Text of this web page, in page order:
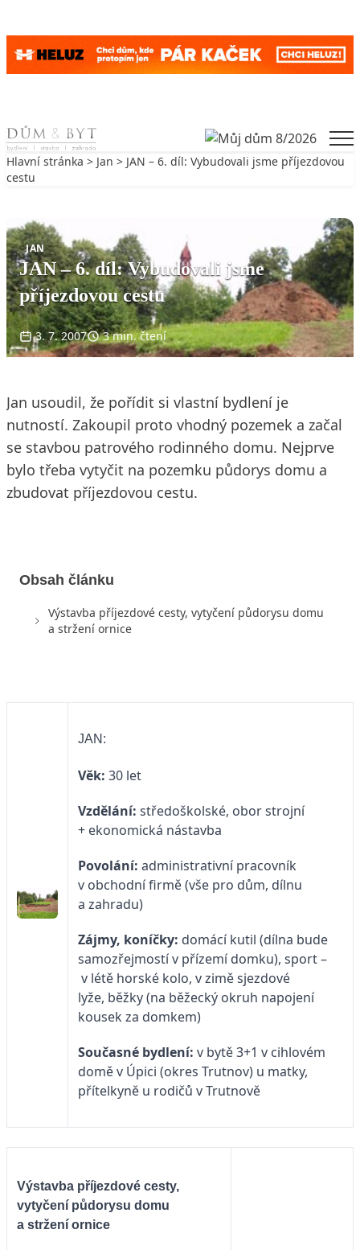
Skip to content
Hlavní stránka > Jan > JAN – 6. díl: Vybudovali jsme příjezdovou
cestu
JAN
JAN – 6. díl: Vybudovali jsme
příjezdovou cestu
3. 7. 2007 3 min. čtení
Jan usoudil, že pořídit si vlastní bydlení je
nutností. Zakoupil proto vhodný pozemek a začal
se stavbou patrového rodinného domu. Nejprve
bylo třeba vytyčit na pozemku půdorys domu a
zbudovat příjezdovou cestu.
Obsah článku
Výstavba příjezdové cesty, vytyčení půdorysu domu
a stržení ornice
JAN:
Věk: 30 let
Vzdělání: středoškolské, obor strojní
+ ekonomická nástavba
Povolání: administrativní pracovník
v obchodní firmě (vše pro dům, dílnu
a zahradu)
Zájmy, koníčky: domácí kutil (dílna bude
samozřejmostí v přízemí domku), sport –
v létě horské kolo, v zimě sjezdové
lyže, běžky (na běžecký okruh napojení
kousek za domkem)
Současné bydlení: v bytě 3+1 v cihlovém
domě v Úpici (okres Trutnov) u matky,
přítelkyně u rodičů v Trutnově
Výstavba příjezdové cesty,
vytyčení půdorysu domu
a stržení ornice